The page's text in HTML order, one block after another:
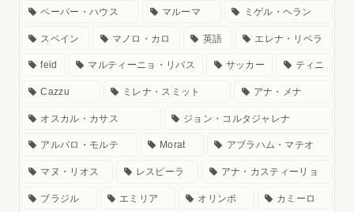
ペーパー・ハウス マルーマ ミゲル・ヘラン
スペイン マノロ・カロ 英語 エレナ・リベラ
feid マルティーニョ・リバス サッカー ティニ
Cazzu ミレナ・スミット アナ・メナ
オスカル・カサス ジョン・コルタジャレナ
アルバロ・モルテ Morat アブラハム・マテオ
マヌ・リオス レスピーラ アナ・カスティーリョ
ブラジル エミリア オリンポ カミーロ